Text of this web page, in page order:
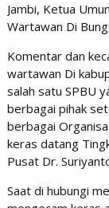
Jambi, Ketua
Wartawan Di
Komentar dan
wartawan Di
salah satu SPBU
berbagai pihak
berbagai
keras datang
Pusat Dr.
Saat di hubungi